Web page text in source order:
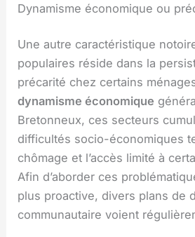
Dynamisme économique ou
Une autre caractéristique
populaires réside dans la
précarité chez certains
dynamisme économique
Bretonneux, ces secteurs
difficultés socio-économiques
chômage et l’accès limité à
Afin d’aborder ces
plus proactive, divers plans de
communautaire voient